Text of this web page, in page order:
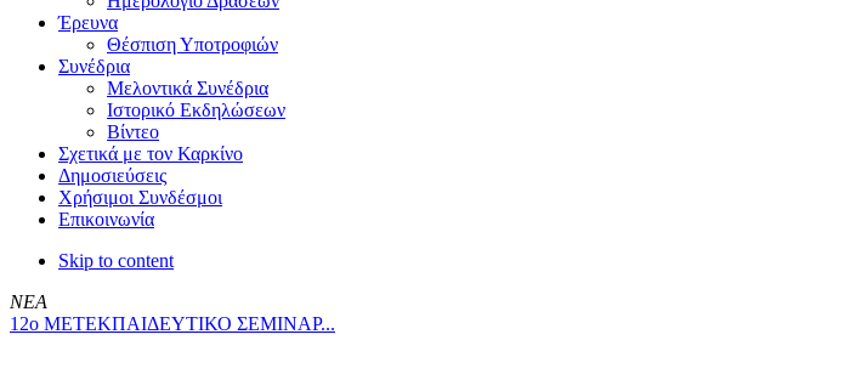
Έρευνα
Θέσπιση Υποτροφιών
Συνέδρια
Μελοντικά Συνέδρια
Ιστορικό Εκδηλώσεων
Βίντεο
Σχετικά με τον Καρκίνο
Δημοσιεύσεις
Χρήσιμοι Συνδέσμοι
Επικοινωνία
Skip to content
ΝΕΑ
12ο ΜΕΤΕΚΠΑΙΔΕΥΤΙΚΟ ΣΕΜΙΝΑΡ...